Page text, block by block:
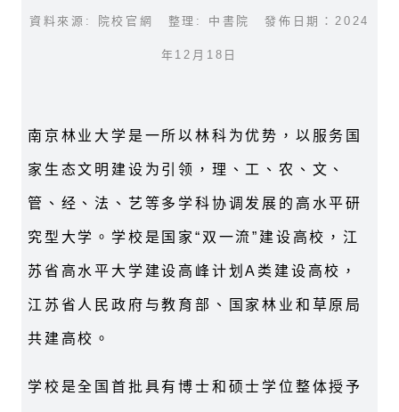
資料來源: 院校官網 整理: 中書院 發佈日期：2024
年12月18日
南京林业大学是一所以林科为优势，以服务国
家生态文明建设为引领，理、工、农、文、
管、经、法、艺等多学科协调发展的高水平研
究型大学。学校是国家“双一流”建设高校，江
苏省高水平大学建设高峰计划A 类建设高校，
江苏省人民政府与教育部、国家林业和草原局
共建高校。
学校是全国首批具有博士和硕士学位整体授予